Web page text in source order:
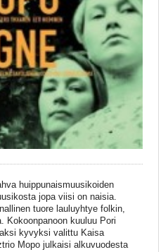
huippunaismuusikoiden
jopa viisi on naisia.
tuore lauluyhtye folkin,
Kokoonpanoon kuuluu Pori
kyvyksi valittu Kaisa
Mopo julkaisi alkuvuodesta